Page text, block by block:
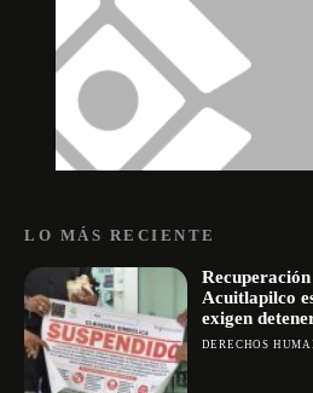
LO MÁS RECIENTE
Acuitlapilco
exigen
DERECHOS